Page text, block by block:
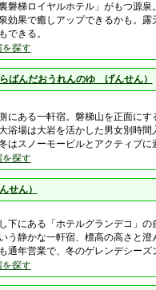
磐梯ロイヤルホテル」がもつ源
効果で癒しアップできるかも。
できる。
探す
ばんだおうれんのゆ げんせん）
にある一軒宿。磐梯山を正面に
浴場は大岩を活かした男女別時
はスノーモービルとアクティブに
探す
せん）
下にある「ホテルグランデコ」
う静かな一軒宿、標高の高さと
通年営業で、冬のゲレンデシー
探す